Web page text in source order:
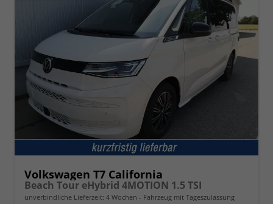
Volkswagen T7 California
Beach Tour eHybrid 4MOTION 1.5 TSI
unverbindliche Lieferzeit: 4 Wochen Fahrzeug mit Tageszulassung